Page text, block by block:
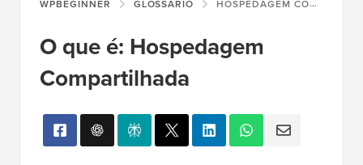
WPBEGINNER GLOSSÁRIO HOSPEDAGEM COMPARTILHADA
O que é: Hospedagem
Compartilhada